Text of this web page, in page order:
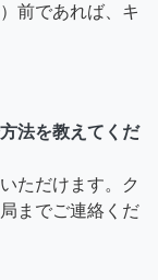
前であれば、キ
法を教えてくだ
ただけます。ク
までご連絡くだ